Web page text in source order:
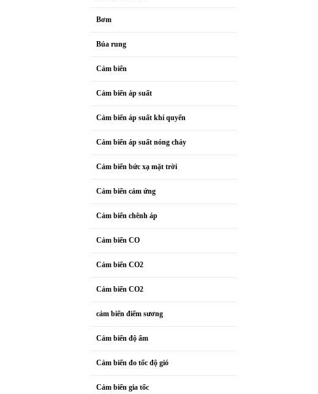
Bơm
Búa rung
Cảm biến
Cảm biến áp suất
Cảm biến áp suất khí quyển
Cảm biến áp suất nóng chảy
Cảm biến bức xạ mặt trời
Cảm biến cảm ứng
Cảm biến chênh áp
Cảm biến CO
Cảm biến CO2
Cảm biến CO2
cảm biến điểm sương
Cảm biến độ ẩm
Cảm biến đo tốc độ gió
Cảm biến gia tốc